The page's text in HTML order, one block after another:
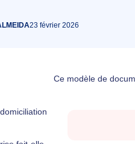
23 février 2026
Ce modèle de